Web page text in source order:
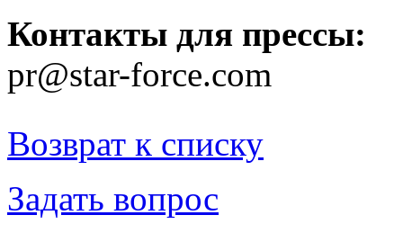
Контакты для прессы:
pr@star-force.com
Возврат к списку
Задать вопрос